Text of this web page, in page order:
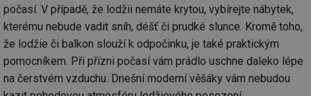
počasí. V případě, že lodžii nemáte krytou, vybírejte nábytek,
kterému nebude vadit sníh, déšť či prudké slunce. Kromě toho,
že lodžie či balkon slouží k odpočinku, je také praktickým
pomocníkem. Při přízni počasí vám prádlo uschne daleko lépe
na čerstvém vzduchu. Dnešní moderní věšáky vám nebudou